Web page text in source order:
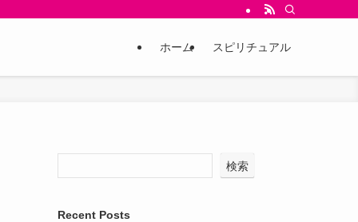
ホーム スピリチュアル
検索
Recent Posts